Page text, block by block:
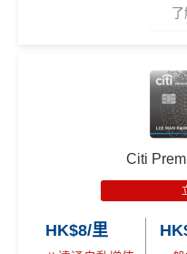
查看更多信用卡詳情及
DCC無積分→里先生
ebanking網上繳費無
免責聲明：里先生努力保
訪之金融機構、
服務供應
✅成功批卡後首兩個
簽HK$5,000：
簽HK$40,000
簽HK$110,000
基本里數同埋近新里數存
攻略。
高達60,000迎新里
2026年7月
立即申請:
stige-form
Citi
HK$8/里